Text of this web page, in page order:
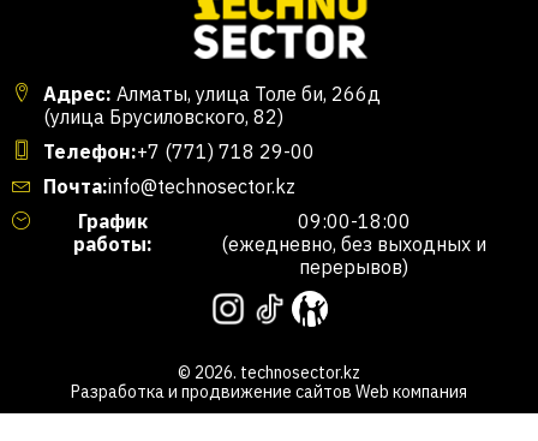
Адрес: Алматы, улица Толе би, 266д
(улица Брусиловского, 82)
Телефон:+7 (771) 718 29-00
Почта:info@technosector.kz
График
работы:
09:00-18:00
(ежедневно, без выходных и
перерывов)
© 2026. technosector.kz
Разработка и продвижение сайтов Web компания